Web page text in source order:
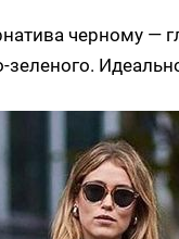
черному —
зеленого.